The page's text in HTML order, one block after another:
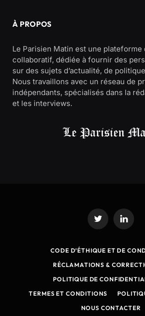
À PROPOS
Le Parisien Matin est une plateforme
collaboratif, dédiée à fournir des
sur des sujets d’actualité, de
Nous travaillons avec un réseau de
indépendants, spécialisés dans la
et les interviews.
Twitter LinkedIn
CODE D’ÉTHIQUE ET DE
RÉCLAMATIONS &
POLITIQUE DE
TERMES ET CONDITIONS
NOUS CONTACTER